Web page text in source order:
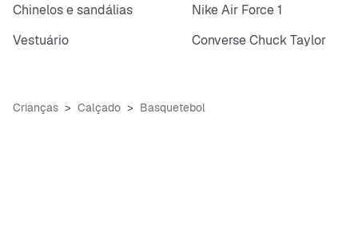
Chinelos e sandálias
Nike Air Force 1
Vestuário
Converse Chuck Taylor
Crianças Calçado Basquetebol